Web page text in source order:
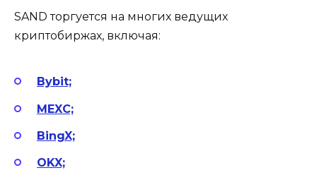
SAND торгуется на многих ведущих
криптобиржах, включая:
Bybit;
MEXC;
BingX;
OKX;